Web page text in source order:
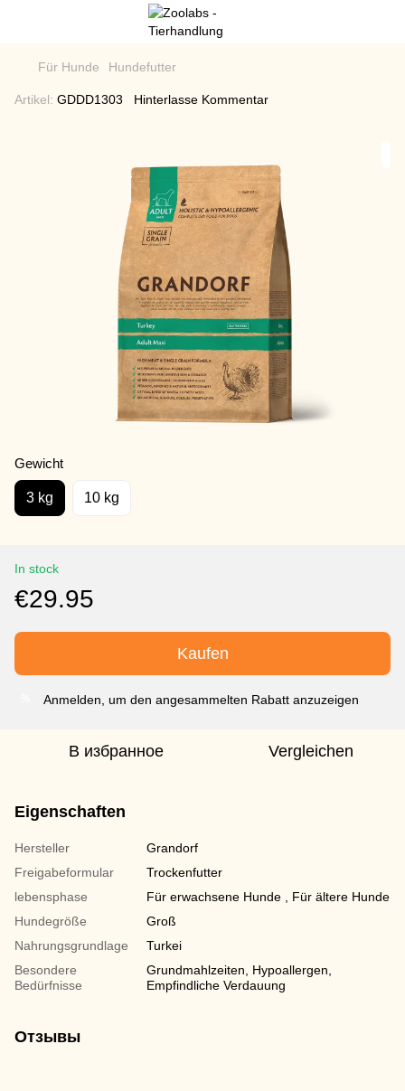
Für Hunde Hundefutter
Artikel: GDDD1303 Hinterlasse Kommentar
Gewicht
3 kg 10 kg
In stock
€29.95
Kaufen
Anmelden, um den angesammelten Rabatt anzuzeigen
В избранное Vergleichen
Eigenschaften
Hersteller
Grandorf
Freigabeformular
Trockenfutter
lebensphase
Für erwachsene Hunde , Für ältere Hunde
Hundegröße
Groß
Nahrungsgrundlage
Turkei
Besondere
Bedürfnisse
Grundmahlzeiten, Hypoallergen,
Empfindliche Verdauung
Отзывы